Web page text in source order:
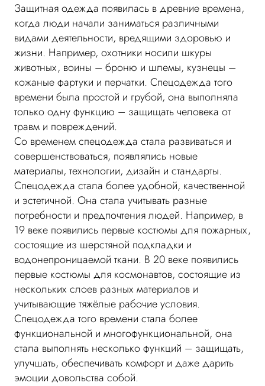
Защитная одежда появилась в древние времена,
когда люди начали заниматься различными
видами деятельности, вредящими здоровью и
жизни. Например, охотники носили шкуры
животных, воины – броню и шлемы, кузнецы –
кожаные фартуки и перчатки. Спецодежда того
времени была простой и грубой, она выполняла
только одну функцию – защищать человека от
травм и повреждений.
Со временем спецодежда стала развиваться и
совершенствоваться, появлялись новые
материалы, технологии, дизайн и стандарты.
Спецодежда стала более удобной, качественной
и эстетичной. Она стала учитывать разные
потребности и предпочтения людей. Например, в
19 веке появились первые костюмы для пожарных,
состоящие из шерстяной подкладки и
водонепроницаемой ткани. В 20 веке появились
первые костюмы для космонавтов, состоящие из
нескольких слоев разных материалов и
учитывающие тяжёлые рабочие условия.
Спецодежда того времени стала более
функциональной и многофункциональной, она
стала выполнять несколько функций – защищать,
улучшать, обеспечивать комфорт и даже дарить
эмоции довольства собой.